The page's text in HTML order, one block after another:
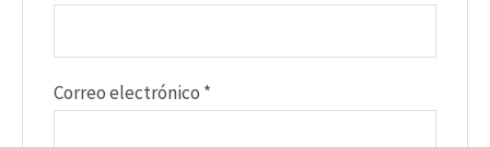
Correo electrónico *